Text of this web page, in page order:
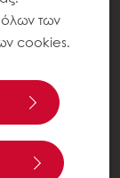
όλων των
cookies.